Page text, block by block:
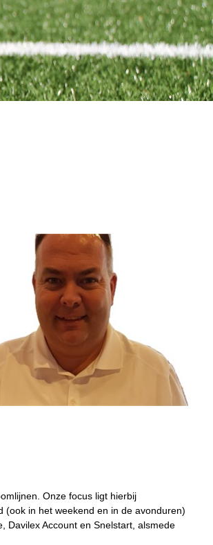
Onze focus ligt hierbij
(ook in het weekend en in de avonduren)
Davilex Account en Snelstart, alsmede